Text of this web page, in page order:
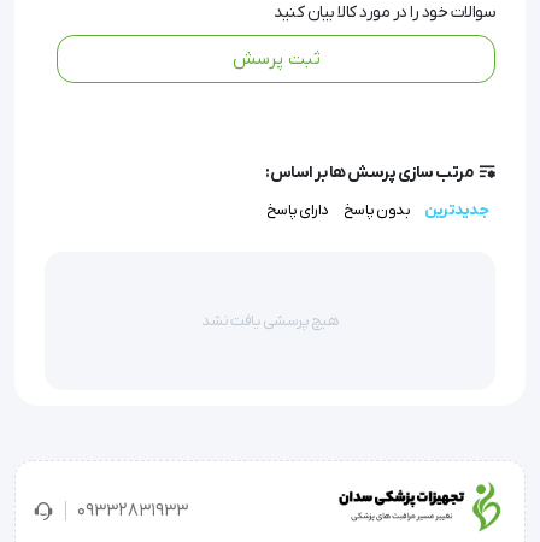
که با اعمال یک شوک قوی به قلب بیمار، باعث می شود تا
الکتروشوک قلبی مناسب می باشد.
مراکزی که مجهز به اتاق عمل و این دستگاه کاربردی
هستند مناسب می باشد.
سوالات خود را در مورد کالا بیان کنید
ثبت پرسش
مرتب سازی پرسش ها بر اساس:
جدیدترین بدون پاسخ دارای پاسخ
هیچ پرسشی یافت نشد
09332831933